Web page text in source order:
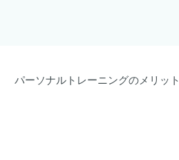
パーソナルトレーニングのメリット